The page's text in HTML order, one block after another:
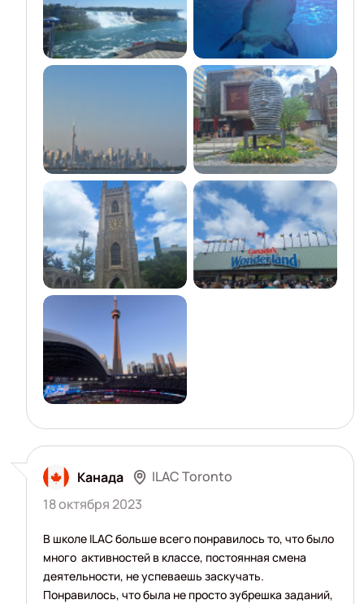
Канада
ILAC Toronto
18 октября 2023
В школе ILAC больше всего понравилось то, что было
много активностей в классе, постоянная смена
деятельности, не успеваешь заскучать.
Понравилось, что была не просто зубрешка заданий,